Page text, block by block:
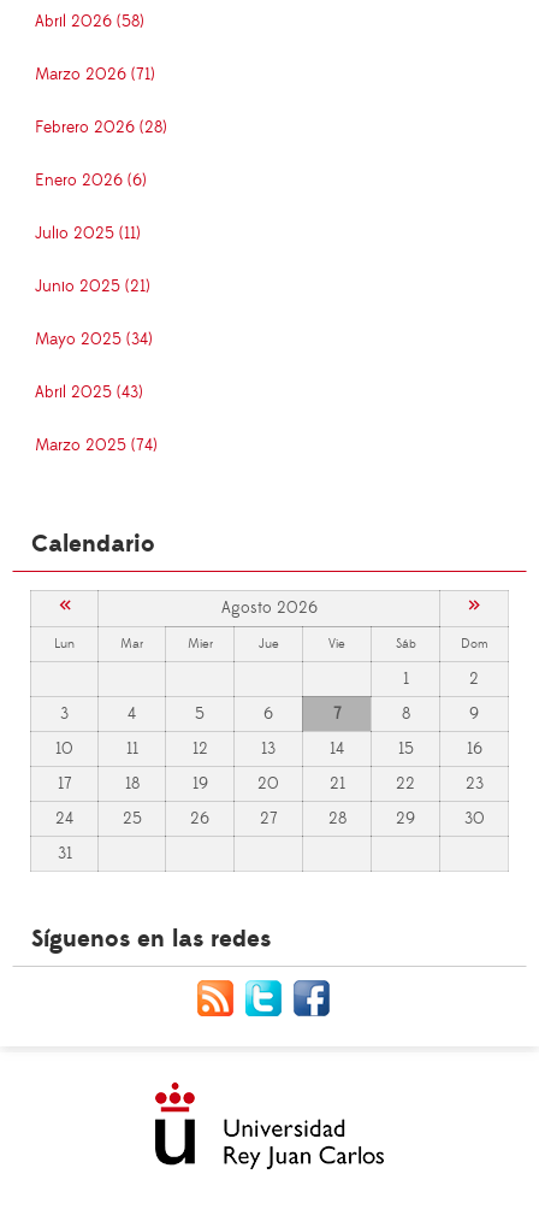
Abril 2026 (58)
Marzo 2026 (71)
Febrero 2026 (28)
Enero 2026 (6)
Julio 2025 (11)
Junio 2025 (21)
Mayo 2025 (34)
Abril 2025 (43)
Marzo 2025 (74)
Calendario
« Agosto 2026 »
Lun Mar Mier Jue Vie Sáb Dom
1
2
3
4 5 6 7 8
9
10
11 12 13 14 15
16
17
18 19 20 21 22
23
24
25 26 27 28 29
30
31
Síguenos en las redes